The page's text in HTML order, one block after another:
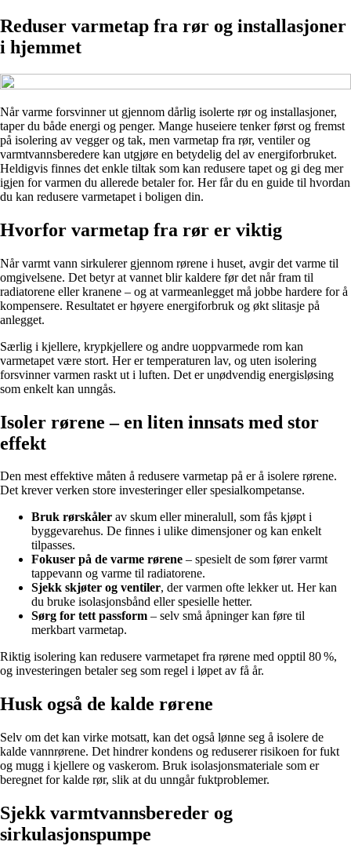
Reduser varmetap fra rør og installasjoner
i hjemmet
Når varme forsvinner ut gjennom dårlig isolerte rør og installasjoner,
taper du både energi og penger. Mange huseiere tenker først og fremst
på isolering av vegger og tak, men varmetap fra rør, ventiler og
varmtvannsberedere kan utgjøre en betydelig del av energiforbruket.
Heldigvis finnes det enkle tiltak som kan redusere tapet og gi deg mer
igjen for varmen du allerede betaler for. Her får du en guide til hvordan
du kan redusere varmetapet i boligen din.
Hvorfor varmetap fra rør er viktig
Når varmt vann sirkulerer gjennom rørene i huset, avgir det varme til
omgivelsene. Det betyr at vannet blir kaldere før det når fram til
radiatorene eller kranene – og at varmeanlegget må jobbe hardere for å
kompensere. Resultatet er høyere energiforbruk og økt slitasje på
anlegget.
Særlig i kjellere, krypkjellere og andre uoppvarmede rom kan
varmetapet være stort. Her er temperaturen lav, og uten isolering
forsvinner varmen raskt ut i luften. Det er unødvendig energisløsing
som enkelt kan unngås.
Isoler rørene – en liten innsats med stor
effekt
Den mest effektive måten å redusere varmetap på er å isolere rørene.
Det krever verken store investeringer eller spesialkompetanse.
Bruk rørskåler av skum eller mineralull, som fås kjøpt i
byggevarehus. De finnes i ulike dimensjoner og kan enkelt
tilpasses.
Fokuser på de varme rørene – spesielt de som fører varmt
tappevann og varme til radiatorene.
Sjekk skjøter og ventiler, der varmen ofte lekker ut. Her kan
du bruke isolasjonsbånd eller spesielle hetter.
Sørg for tett passform – selv små åpninger kan føre til
merkbart varmetap.
Riktig isolering kan redusere varmetapet fra rørene med opptil 80 %,
og investeringen betaler seg som regel i løpet av få år.
Husk også de kalde rørene
Selv om det kan virke motsatt, kan det også lønne seg å isolere de
kalde vannrørene. Det hindrer kondens og reduserer risikoen for fukt
og mugg i kjellere og vaskerom. Bruk isolasjonsmateriale som er
beregnet for kalde rør, slik at du unngår fuktproblemer.
Sjekk varmtvannsbereder og
sirkulasjonspumpe